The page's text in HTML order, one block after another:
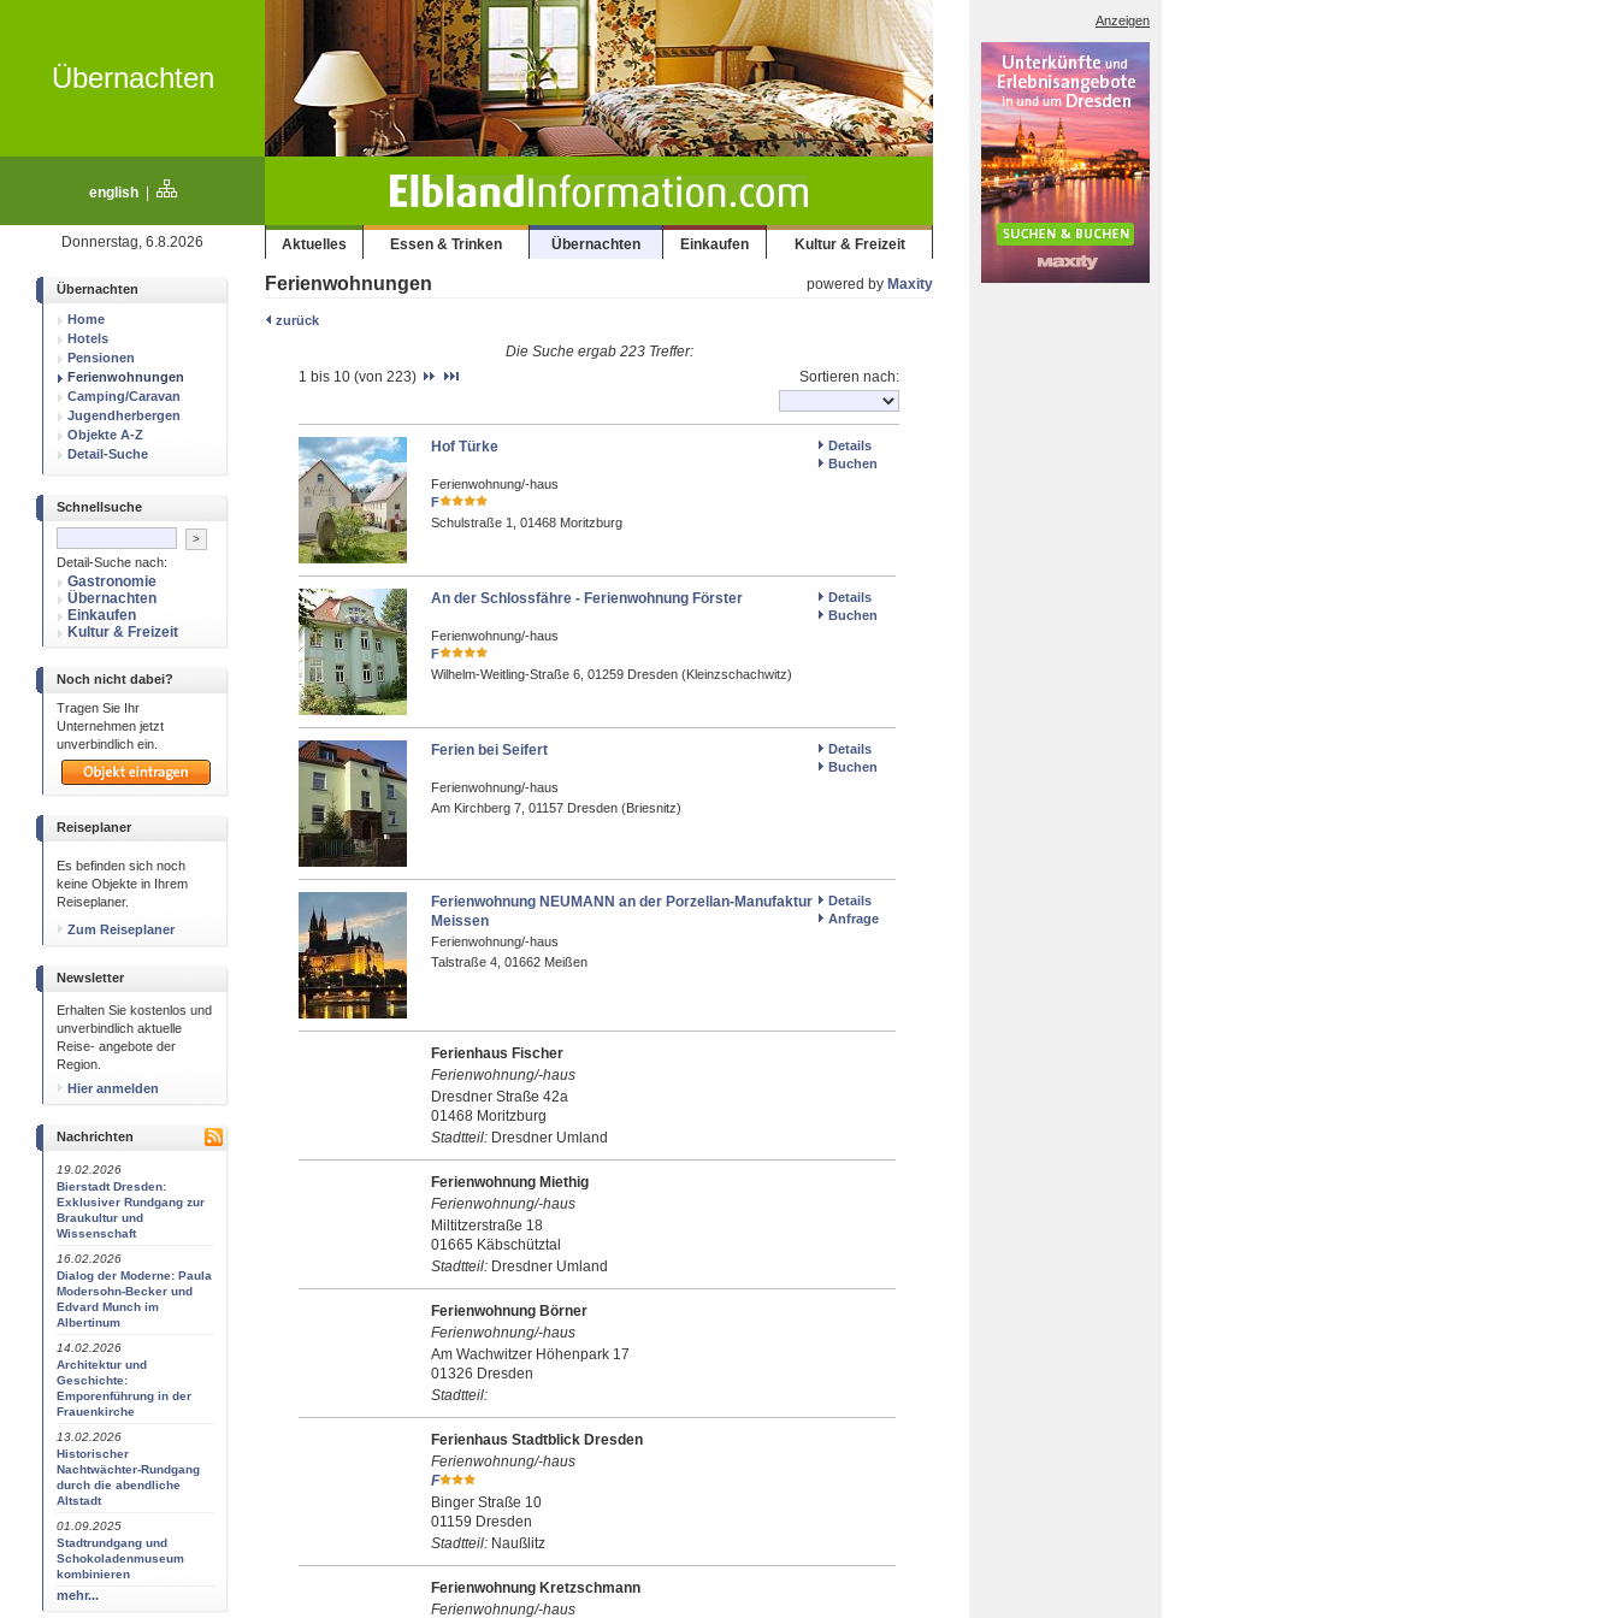
Übernachten
english|
Donnerstag, 6.8.2026 Aktuelles Essen & Trinken Übernachten Einkaufen Kultur & Freizeit
Übernachten
Home
Hotels
Pensionen
Ferienwohnungen
Camping/Caravan
Jugendherbergen
Objekte A-Z
Detail-Suche
Schnellsuche
Detail-Suche nach:
Gastronomie
Übernachten
Einkaufen
Kultur & Freizeit
Noch nicht dabei?
Tragen Sie Ihr
Unternehmen jetzt
unverbindlich ein.
Reiseplaner
Es befinden sich noch
keine Objekte in Ihrem
Reiseplaner.
Zum Reiseplaner
Newsletter
Erhalten Sie kostenlos und
unverbindlich aktuelle
Reise- angebote der
Region.
Hier anmelden
Nachrichten
19.02.2026
Bierstadt Dresden:
Exklusiver Rundgang zur
Braukultur und
Wissenschaft
16.02.2026
Dialog der Moderne: Paula
Modersohn-Becker und
Edvard Munch im
Albertinum
14.02.2026
Architektur und
Geschichte:
Emporenführung in der
Frauenkirche
13.02.2026
Historischer
Nachtwächter-Rundgang
durch die abendliche
Altstadt
01.09.2025
Stadtrundgang und
Schokoladenmuseum
kombinieren
mehr...
Ferienwohnungen powered by Maxity
zurück
Die Suche ergab 223 Treffer:
1 bis 10 (von 223)
Sortieren nach:
Hof Türke
Details
Buchen
Ferienwohnung/-haus
F
Schulstraße 1, 01468 Moritzburg
An der Schlossfähre - Ferienwohnung Förster
Details
Buchen
Ferienwohnung/-haus
F
Wilhelm-Weitling-Straße 6, 01259 Dresden (Kleinzschachwitz)
Ferien bei Seifert
Details
Buchen
Ferienwohnung/-haus
Am Kirchberg 7, 01157 Dresden (Briesnitz)
Ferienwohnung NEUMANN an der Porzellan-Manufaktur
Meissen
Details
Anfrage
Ferienwohnung/-haus
Talstraße 4, 01662 Meißen
Ferienhaus Fischer
Ferienwohnung/-haus
Dresdner Straße 42a
01468 Moritzburg
Stadtteil: Dresdner Umland
Ferienwohnung Miethig
Ferienwohnung/-haus
Miltitzerstraße 18
01665 Käbschütztal
Stadtteil: Dresdner Umland
Ferienwohnung Börner
Ferienwohnung/-haus
Am Wachwitzer Höhenpark 17
01326 Dresden
Stadtteil:
Ferienhaus Stadtblick Dresden
Ferienwohnung/-haus
F
Binger Straße 10
01159 Dresden
Stadtteil: Naußlitz
Ferienwohnung Kretzschmann
Ferienwohnung/-haus
Anzeigen